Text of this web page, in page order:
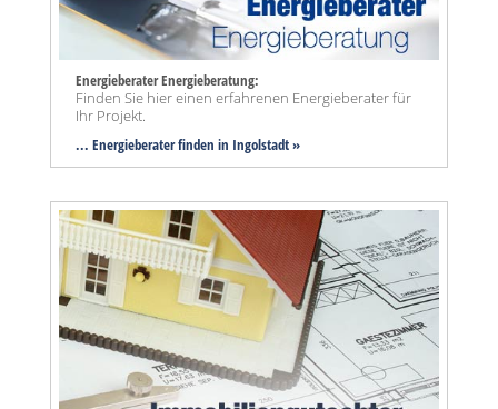
Energieberater Energieberatung:
Finden Sie hier einen erfahrenen Energieberater für
Ihr Projekt.
... Energieberater finden in Ingolstadt »